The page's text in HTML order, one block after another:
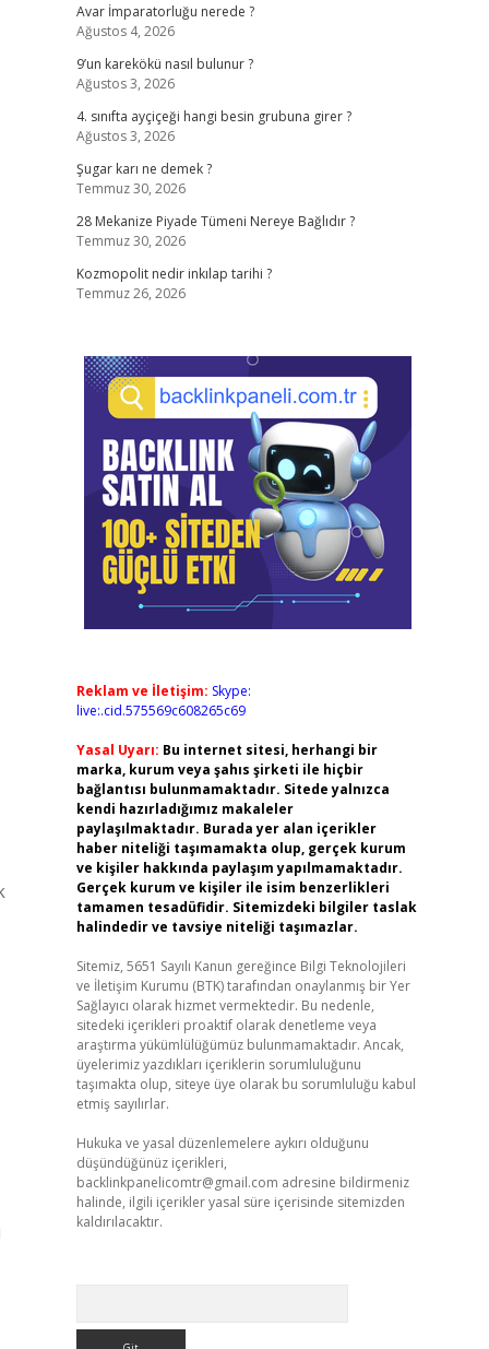
Avar İmparatorluğu nerede ?
Ağustos 4, 2026
9’un karekökü nasıl bulunur ?
Ağustos 3, 2026
4. sınıfta ayçiçeği hangi besin grubuna girer ?
Ağustos 3, 2026
Şugar karı ne demek ?
Temmuz 30, 2026
28 Mekanize Piyade Tümeni Nereye Bağlıdır ?
Temmuz 30, 2026
Kozmopolit nedir inkılap tarihi ?
Temmuz 26, 2026
Reklam ve İletişim: Skype:
live:.cid.575569c608265c69
Yasal Uyarı: Bu internet sitesi, herhangi bir
marka, kurum veya şahıs şirketi ile hiçbir
bağlantısı bulunmamaktadır. Sitede yalnızca
kendi hazırladığımız makaleler
paylaşılmaktadır. Burada yer alan içerikler
haber niteliği taşımamakta olup, gerçek kurum
ve kişiler hakkında paylaşım yapılmamaktadır.
Gerçek kurum ve kişiler ile isim benzerlikleri
tamamen tesadüfidir. Sitemizdeki bilgiler taslak
halindedir ve tavsiye niteliği taşımazlar.
Sitemiz, 5651 Sayılı Kanun gereğince Bilgi Teknolojileri
ve İletişim Kurumu (BTK) tarafından onaylanmış bir Yer
Sağlayıcı olarak hizmet vermektedir. Bu nedenle,
sitedeki içerikleri proaktif olarak denetleme veya
araştırma yükümlülüğümüz bulunmamaktadır. Ancak,
üyelerimiz yazdıkları içeriklerin sorumluluğunu
taşımakta olup, siteye üye olarak bu sorumluluğu kabul
etmiş sayılırlar.
Hukuka ve yasal düzenlemelere aykırı olduğunu
düşündüğünüz içerikleri,
backlinkpanelicomtr@gmail.com adresine bildirmeniz
halinde, ilgili içerikler yasal süre içerisinde sitemizden
kaldırılacaktır.